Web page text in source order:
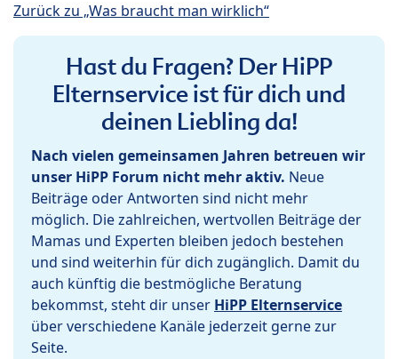
Zurück zu „Was braucht man wirklich“
Hast du Fragen? Der HiPP
Elternservice ist für dich und
deinen Liebling da!
Nach vielen gemeinsamen Jahren betreuen wir
unser HiPP Forum nicht mehr aktiv. Neue
Beiträge oder Antworten sind nicht mehr
möglich. Die zahlreichen, wertvollen Beiträge der
Mamas und Experten bleiben jedoch bestehen
und sind weiterhin für dich zugänglich. Damit du
auch künftig die bestmögliche Beratung
bekommst, steht dir unser HiPP Elternservice
über verschiedene Kanäle jederzeit gerne zur
Seite.